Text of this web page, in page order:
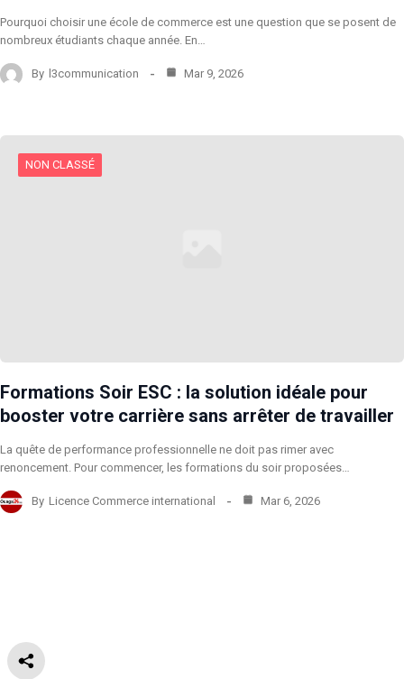
Pourquoi choisir une école de commerce est une question que se posent de
nombreux étudiants chaque année. En…
By l3communication Mar 9, 2026
NON CLASSÉ
Formations Soir ESC : la solution idéale pour
booster votre carrière sans arrêter de travailler
La quête de performance professionnelle ne doit pas rimer avec
renoncement. Pour commencer, les formations du soir proposées…
By Licence Commerce international Mar 6, 2026